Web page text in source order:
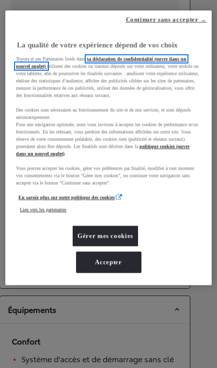
Largeur
1 765mm
Consommation mixte
Consommation mixte 4,4L/100 km
Émissions CO2
Performances
Vitesse maximale
Accélération 0-100km/h
Roues motrices avant
Boîte automatique
Équipements
Confort
Système d'accès et de démarrage sans clé
La qualité de votre expérience dépend de vos choix
Toyota et ses Partenaires listés danssa déclaration de confidentialité (ouvre dans un
nouvel onglet)utilisent des cookies ou traceurs déposés sur votre ordinateur, votre mobile ou
votre tablette, afin de poursuivre les finalités suivantes : améliorer votre expérience utilisateur,
réaliser des statistiques d’audience, afficher des publicités ciblées sur les sites de partenaires,
mesurer la performance de ces publicités, utiliser des données de géolocalisation, vous offrir
des fonctionnalités relatives aux réseaux sociaux.
Des cookies sont nécessaires au fonctionnement du site et de nos services, et sont déposés
automatiquement.
Pour une navigation optimale, nous vous invitons à accepter les cookies de performance et/ou
fonctionnels. En les refusant, vous perdriez des informations affichées sur notre site. Sous
réserve de votre consentement préalable, des cookies tiers (publicité et réseaux sociaux)
pourraient alors être déposés. Les finalités sont décrites dans lapolitique cookies (ouvre
dans un nouvel onglet).
Vous pouvez accepter les cookies, gérer vos préférences par finalité, modifier à tout moment
vos consentements via le bouton "Gérer mes cookies", ou continuer votre navigation sans
accepter via le bouton "Continuer sans accepter".
En savoir plus sur notre politique des cookies
Lien vers les partenaires
Gérer mes cookies
Continuer sans accepter →
Accepter